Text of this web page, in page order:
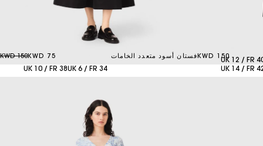
150 KWD
UK 12 / FR
UK 14 / FR
فستان أسود متعدد الخامات 75 KWD
150 KWD
UK 6 / FR 34
UK 10 / FR 38